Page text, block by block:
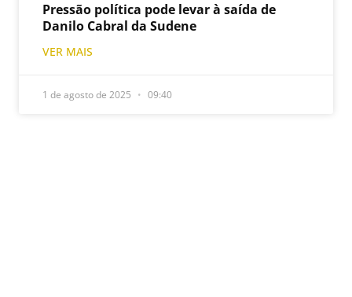
Pressão política pode levar à saída de
Danilo Cabral da Sudene
VER MAIS
1 de agosto de 2025 09:40